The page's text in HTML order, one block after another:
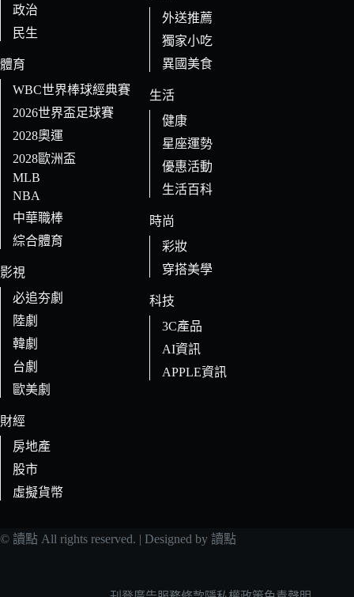
政治
民生
體育
WBC世界棒球經典賽
2026世界盃足球賽
2028奧運
2028歐洲盃
MLB
NBA
中華職棒
綜合體育
影視
必追夯劇
陸劇
韓劇
台劇
歐美劇
財經
房地產
股市
虛擬貨幣
外送推薦
獨家小吃
異國美食
生活
健康
星座運勢
優惠活動
生活百科
時尚
彩妝
穿搭美學
科技
3C產品
AI資訊
APPLE資訊
© 讀點 All rights reserved. | Designed by 讀點